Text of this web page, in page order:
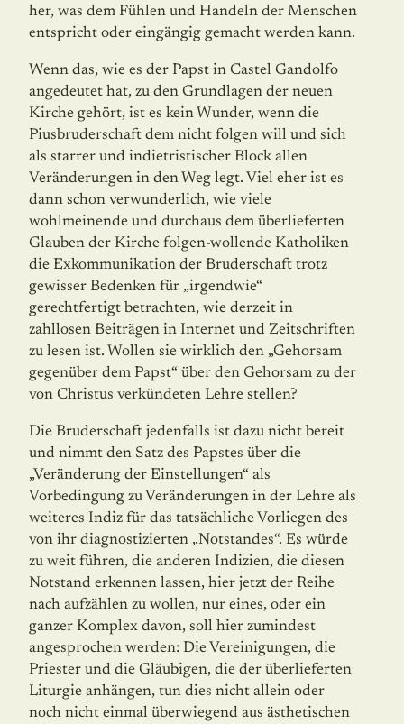
her, was dem Fühlen und Handeln der Menschen
entspricht oder eingängig gemacht werden kann.
Wenn das, wie es der Papst in Castel Gandolfo
angedeutet hat, zu den Grundlagen der neuen
Kirche gehört, ist es kein Wunder, wenn die
Piusbruderschaft dem nicht folgen will und sich
als starrer und indietristischer Block allen
Veränderungen in den Weg legt. Viel eher ist es
dann schon verwunderlich, wie viele
wohlmeinende und durchaus dem überlieferten
Glauben der Kirche folgen-wollende Katholiken
die Exkommunikation der Bruderschaft trotz
gewisser Bedenken für „irgendwie“
gerechtfertigt betrachten, wie derzeit in
zahllosen Beiträgen in Internet und Zeitschriften
zu lesen ist. Wollen sie wirk­lich den „Gehorsam
gegenüber dem Papst“ über den Gehorsam zu der
von Christus verkündeten Lehre stellen?
Die Bruderschaft jedenfalls ist dazu nicht bereit
und nimmt den Satz des Papstes über die
„Veränderung der Einstellungen“ als
Vorbedingung zu Veränderungen in der Lehre als
weiteres Indiz für das tatsächliche Vorliegen des
von ihr diagnostizierten „Notstandes“. Es würde
zu weit führen, die anderen Indizien, die diesen
Notstand erkennen lassen, hier jetzt der Reihe
nach aufzählen zu wollen, nur eines, oder ein
ganzer Komplex davon, soll hier zumindest
angesprochen werden: Die Vereinigungen, die
Priester und die Gläubigen, die der überlieferten
Liturgie anhängen, tun dies nicht allein oder
noch nicht einmal überwiegend aus ästhetischen